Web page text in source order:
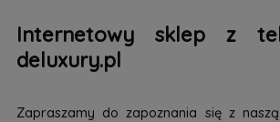
Internetowy sklep z
deluxury.pl
Zapraszamy do zapoznania się z